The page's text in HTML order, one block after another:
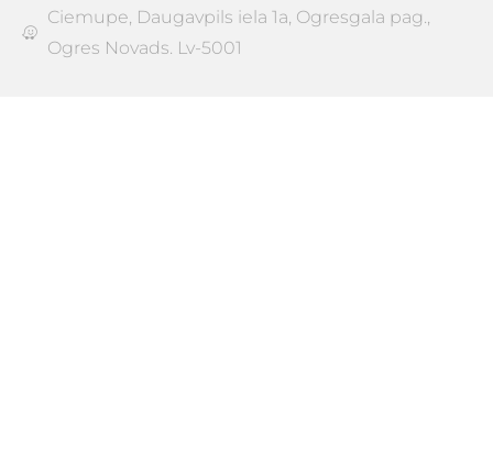
Ciemupe, Daugavpils iela 1a, Ogresgala pag.,
Ogres Novads. Lv-5001